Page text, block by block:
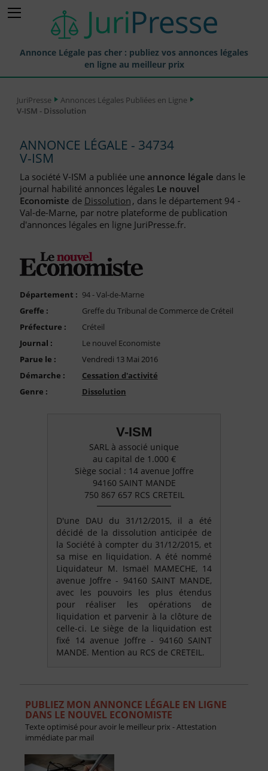
Annonce Légale pas cher : publiez vos annonces légales
en ligne au meilleur prix
Annonces Légales Publiées
Journaux Habilités (JAL) Annonces Légales
Départements pour la Publication d'Annonces Légales
Liste des Greffes
Liste des CCI
FAQ
Nous Contacter
Compte PRO
JuriPresse
Annonces Légales Publiées en Ligne
V-ISM - Dissolution
ANNONCE LÉGALE - 34734
V-ISM
La société V-ISM a publiée une annonce légale dans le
journal habilité annonces légales Le nouvel
Economiste de Dissolution, dans le département 94 -
Val-de-Marne, par notre plateforme de publication
d'annonces légales en ligne JuriPresse.fr.
Département : 94 - Val-de-Marne
Greffe :
Greffe du Tribunal de Commerce de Créteil
Préfecture :
Créteil
Journal :
Le nouvel Economiste
Parue le :
Vendredi 13 Mai 2016
Démarche :
Cessation d'activité
Genre :
Dissolution
V-ISM
SARL à associé unique
au capital de 1.000 €
Siège social : 14 avenue Joffre
94160 SAINT MANDE
750 867 657 RCS CRETEIL
D'une DAU du 31/12/2015, il a été
décidé de la dissolution anticipée de
la Société à compter du 31/12/2015, et
sa mise en liquidation. A été nommé
Liquidateur M. Ismaël MAMECHE, 14
avenue Joffre - 94160 SAINT MANDE,
avec les pouvoirs les plus étendus
pour réaliser les opérations de
liquidation et parvenir à la clôture de
celle-ci. Le siège de la liquidation est
fixé 14 avenue Joffre - 94160 SAINT
MANDE. Mention au RCS de CRETEIL.
PUBLIEZ MON ANNONCE LÉGALE EN LIGNE
DANS LE NOUVEL ECONOMISTE
Texte optimisé pour avoir le meilleur prix - Attestation
immédiate par mail